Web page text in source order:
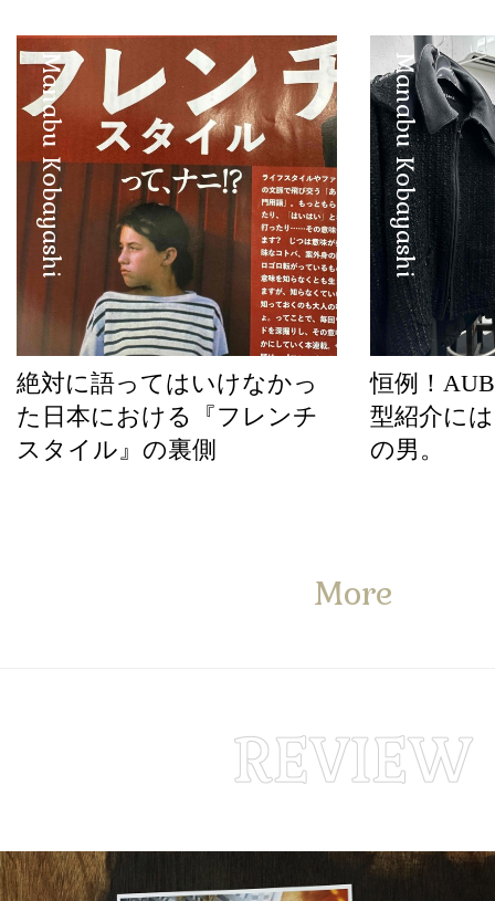
Manabu Kobayashi
絶対に語ってはいけなかっ
た日本における『フレンチ
スタイル』の裏側
Manabu Kobayashi
恒例！
型紹介に
の男。
More